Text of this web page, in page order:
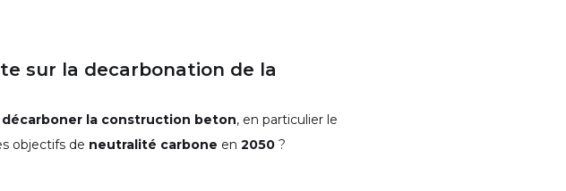
sur la decarbonation de la
décarboner la construction beton, en particulier le
objectifs de neutralité carbone en 2050 ?